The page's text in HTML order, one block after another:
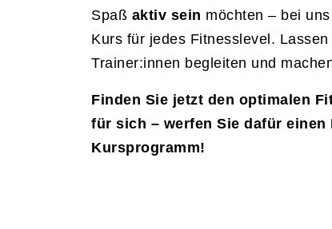
Spaß aktiv sein möchten – bei
Kurs für jedes Fitnesslevel.
Trainer:innen begleiten und
Finden Sie jetzt den optimalen
für sich – werfen Sie dafür
Kursprogramm!